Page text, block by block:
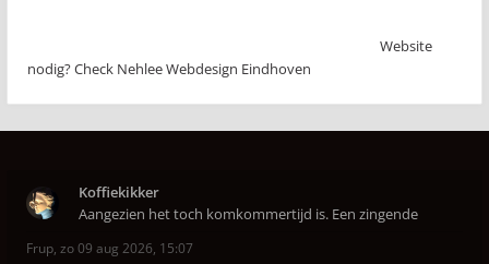
Website
nodig? Check Nehlee Webdesign Eindhoven
Koffiekikker
Aangezien het toch komkommertijd is. Een zingende
Frup, zo 09 aug 2026, 15:07